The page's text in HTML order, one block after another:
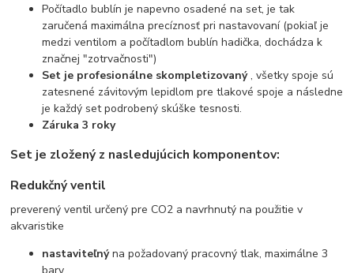
Počítadlo bublín je napevno osadené na set, je tak
zaručená maximálna precíznosť pri nastavovaní (pokiaľ je
medzi ventilom a počítadlom bublín hadička, dochádza k
značnej "zotrvačnosti")
Set je profesionálne skompletizovaný, všetky spoje sú
zatesnené závitovým lepidlom pre tlakové spoje a následne
je každý set podrobený skúške tesnosti.
Záruka 3 roky
Set je zložený z nasledujúcich komponentov:
Redukčný ventil
preverený ventil určený pre CO2 a navrhnutý na použitie v
akvaristike
nastaviteľnýna požadovaný pracovný tlak, maximálne 3
bary